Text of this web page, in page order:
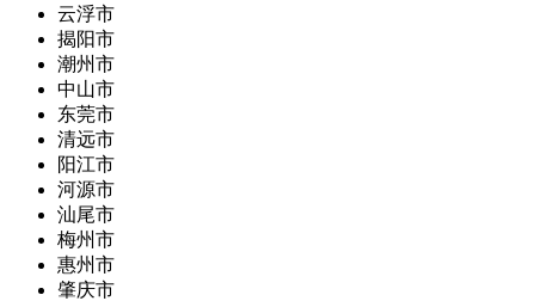
云浮市
揭阳市
潮州市
中山市
东莞市
清远市
阳江市
河源市
汕尾市
梅州市
惠州市
肇庆市